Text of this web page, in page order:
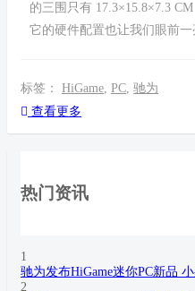
的三围只有 17.3×15.8×7.3
它的硬件配置也让我们眼前一
标签： HiGame, PC, 驰为
查看更多
热门资讯
1
驰为发布HiGame迷你PC新品
2